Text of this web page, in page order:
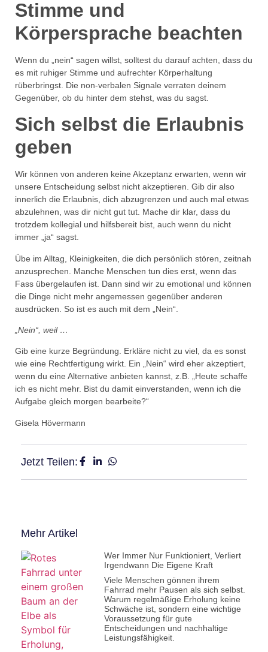
Stimme und
Körpersprache beachten
Wenn du „nein“ sagen willst, solltest du darauf achten, dass du
es mit ruhiger Stimme und aufrechter Körperhaltung
rüberbringst. Die non-verbalen Signale verraten deinem
Gegenüber, ob du hinter dem stehst, was du sagst.
Sich selbst die Erlaubnis
geben
Wir können von anderen keine Akzeptanz erwarten, wenn wir
unsere Entscheidung selbst nicht akzeptieren. Gib dir also
innerlich die Erlaubnis, dich abzugrenzen und auch mal etwas
abzulehnen, was dir nicht gut tut. Mache dir klar, dass du
trotzdem kollegial und hilfsbereit bist, auch wenn du nicht
immer „ja“ sagst.
Übe im Alltag, Kleinigkeiten, die dich persönlich stören, zeitnah
anzusprechen. Manche Menschen tun dies erst, wenn das
Fass übergelaufen ist. Dann sind wir zu emotional und können
die Dinge nicht mehr angemessen gegenüber anderen
ausdrücken. So ist es auch mit dem „Nein“.
„Nein“, weil …
Gib eine kurze Begründung. Erkläre nicht zu viel, da es sonst
wie eine Rechtfertigung wirkt. Ein „Nein“ wird eher akzeptiert,
wenn du eine Alternative anbieten kannst, z.B. „Heute schaffe
ich es nicht mehr. Bist du damit einverstanden, wenn ich die
Aufgabe gleich morgen bearbeite?“
Gisela Hövermann
Jetzt Teilen:
Mehr Artikel
Wer Immer Nur Funktioniert, Verliert
Irgendwann Die Eigene Kraft
Viele Menschen gönnen ihrem
Fahrrad mehr Pausen als sich selbst.
Warum regelmäßige Erholung keine
Schwäche ist, sondern eine wichtige
Voraussetzung für gute
Entscheidungen und nachhaltige
Leistungsfähigkeit.